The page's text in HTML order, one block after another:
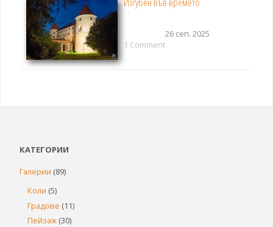
26 сеп. 2025
1 Comment
КАТЕГОРИИ
Галерии (89)
Коли (5)
Градове (11)
Пейзаж (30)